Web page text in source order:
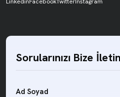
Sorularınızı Bize İletin
Ad Soyad